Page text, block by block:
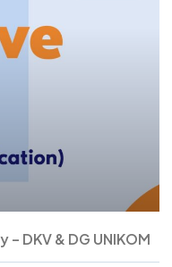
DKV & DG UNIKOM